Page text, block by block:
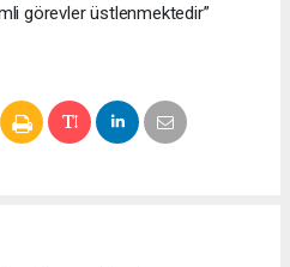
görevler üstlenmektedir”